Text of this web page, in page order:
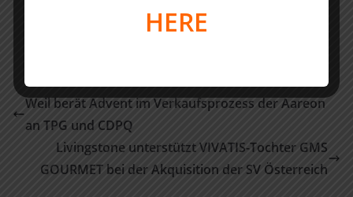
Weil berät Advent im Verkaufsprozess der Aareon
an TPG und CDPQ
Livingstone unterstützt VIVATIS-Tochter GMS
GOURMET bei der Akquisition der SV Österreich
HERE